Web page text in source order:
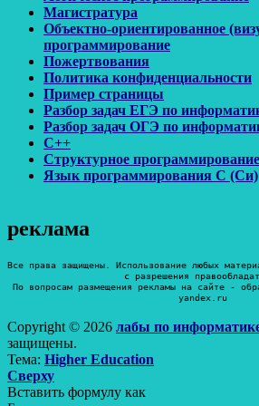
Магистратура
Объектно-ориентированное
программирование
Пожертвования
Политика конфиденциальности
Пример страницы
Разбор задач ЕГЭ по
Разбор задач ОГЭ по
С++
Структурное программирование
Язык программирования C (Си)
реклама
Все права защищены. Использование любых
с разрешения
По вопросам размещения рекламы на сайте -
yandex.ru
Copyright © 2026 лабы по
защищены.
Тема: Higher Education
Прокрутить
вверх
Сверху
Вставить формулу как